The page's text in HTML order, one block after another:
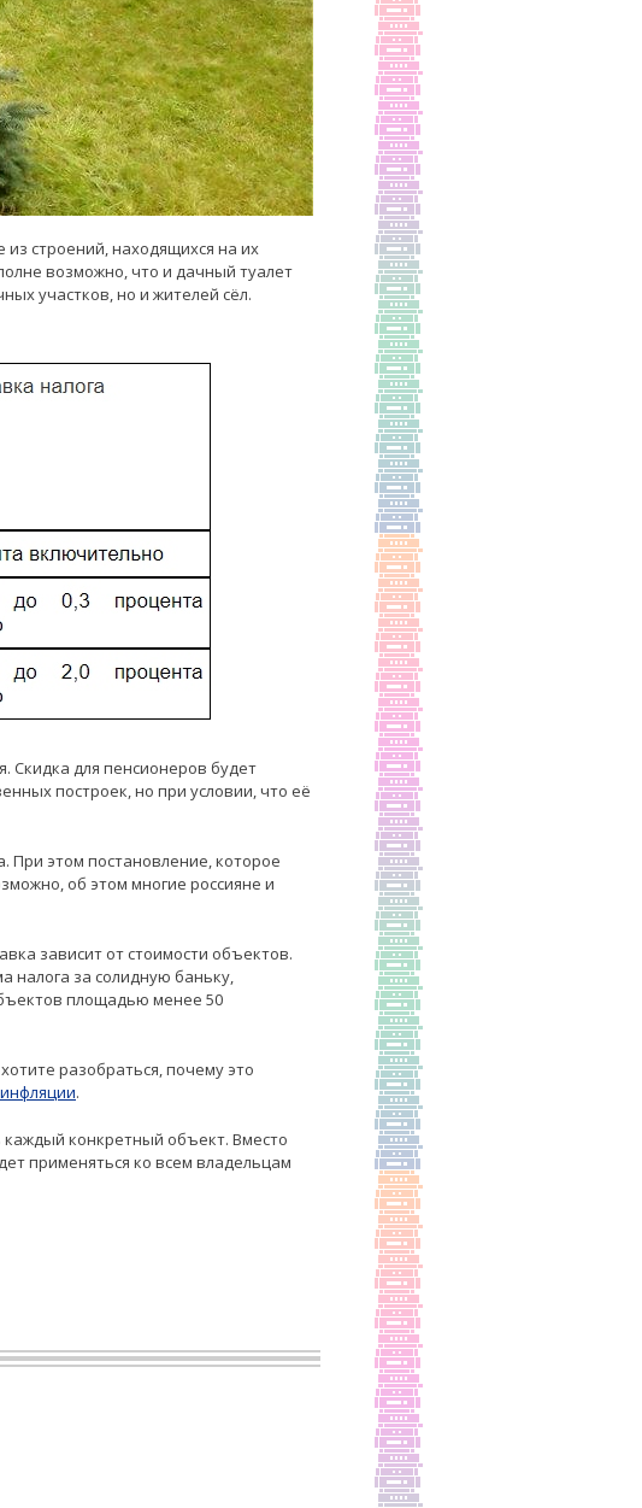
строений, находящихся на их
возможно, что и дачный туалет
участков, но и жителей сёл.
Скидка для пенсионеров будет
построек, но при условии, что её
При этом постановление, которое
об этом многие россияне и
зависит от стоимости объектов.
налога за солидную баньку,
площадью менее 50
разобраться, почему это
.
каждый конкретный объект. Вместо
применяться ко всем владельцам